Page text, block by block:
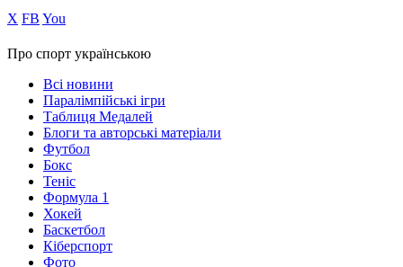
Х FB You
Про спорт українською
Всі новини
Паралімпійські ігри
Таблиця Медалей
Блоги та авторські матеріали
Футбол
Бокс
Теніс
Формула 1
Хокей
Баскетбол
Кіберспорт
Фото